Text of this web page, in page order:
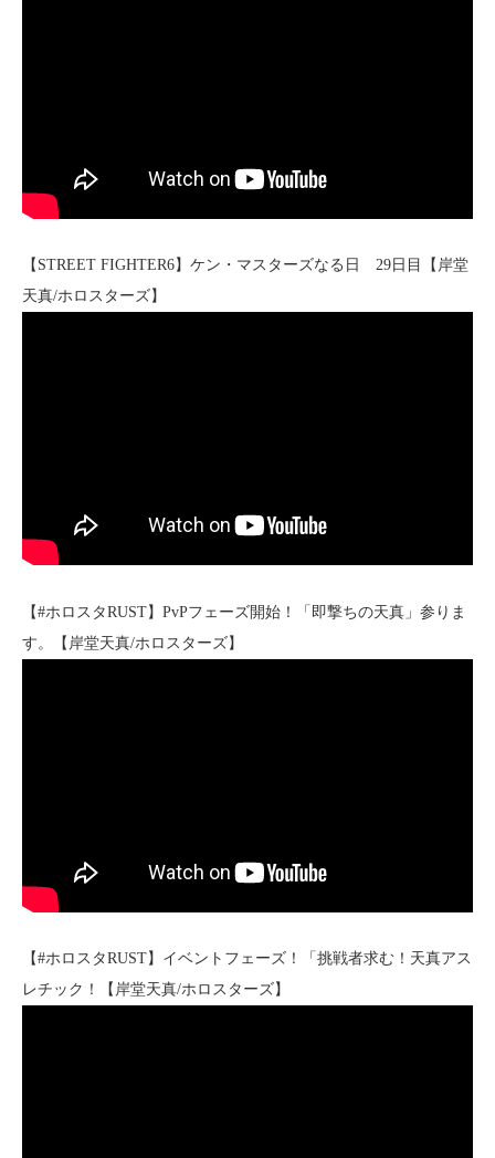
【STREET FIGHTER6】ケン・マスターズなる日 29日目【岸堂
天真/ホロスターズ】
【#ホロスタRUST】PvPフェーズ開始！「即撃ちの天真」参りま
す。【岸堂天真/ホロスターズ】
【#ホロスタRUST】イベントフェーズ！「挑戦者求む！天真アス
レチック！【岸堂天真/ホロスターズ】